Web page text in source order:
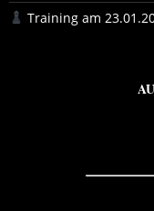
Training am